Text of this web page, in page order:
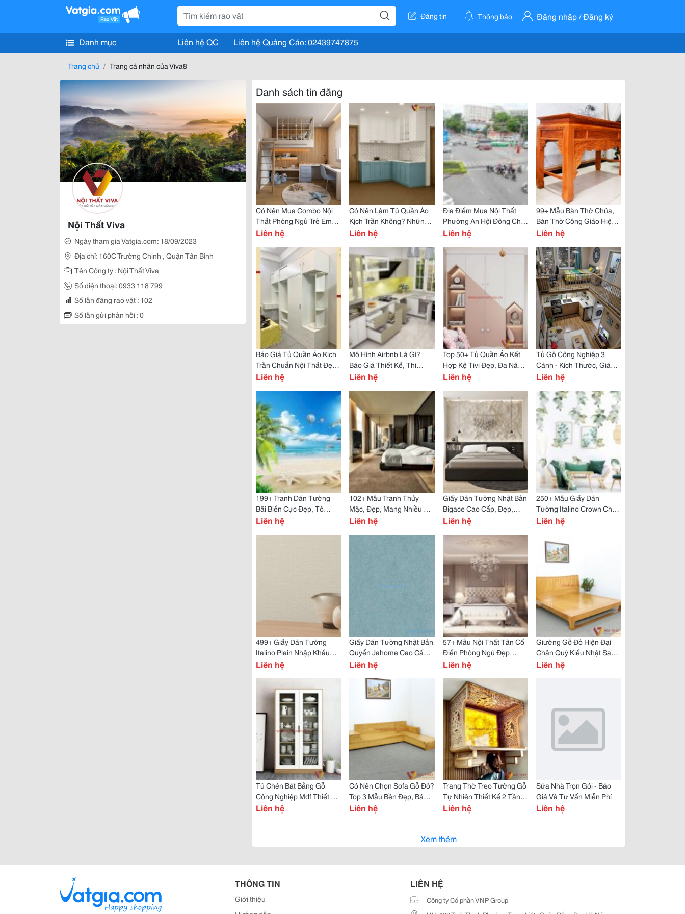
Đăng tin Thông báo Đăng nhập / Đăng ký
Danh mục Liên hệ QC Liên hệ Quảng Cáo: 02439747875
Trang chủ Trang cá nhân của Viva8
Nội Thất Viva
Ngày tham gia Vatgia.com: 18/09/2023
Địa chỉ: 160C Trường Chinh , Quận Tân Bình
Tên Công ty : Nội Thất Viva
Số điện thoại: 0933 118 799
Số lần đăng rao vặt : 102
Số lần gửi phản hồi : 0
Danh sách tin đăng
Có Nên Mua Combo Nội
Thất Phòng Ngủ Trẻ Em?
Những Lưu Ý Quan Trọng
Liên hệ
Có Nên Làm Tủ Quần Áo
Kịch Trần Không? Những
Lưu Ý Quan Trọng Cần
Liên hệ
Địa Điểm Mua Nội Thất
Phường An Hội Đông Chất
Lượng Cao, Uy Tín
Liên hệ
99+ Mẫu Bàn Thờ Chúa,
Bàn Thờ Công Giáo Hiện
Đại, Giá Rẻ Tại Tp.hcm
Liên hệ
Báo Giá Tủ Quần Áo Kịch
Trần Chuẩn Nội Thất Đẹp
Mua Ở Đâu Uy Tín?
Liên hệ
Mô Hình Airbnb Là Gì?
Báo Giá Thiết Kế, Thi
Công Căn Hộ Airbnb Trọn
Liên hệ
Top 50+ Tủ Quần Áo Kết
Hợp Kệ Tivi Đẹp, Đa Năng,
Bán Chạy Nhất
Liên hệ
Tủ Gỗ Công Nghiệp 3
Cánh - Kích Thước, Giá
Bán, List 6 Mẫu Đẹp Nhất
Liên hệ
199+ Tranh Dán Tường
Bãi Biển Cực Đẹp, Tô
Điểm Không Gian, Giá Rẻ
Liên hệ
102+ Mẫu Tranh Thủy
Mặc, Đẹp, Mang Nhiều Ý
Nghĩa, In Theo Yêu Cầu
Liên hệ
Giấy Dán Tường Nhật Bản
Bigace Cao Cấp, Đẹp,
Chất Lượng, Chính Hãng
Liên hệ
250+ Mẫu Giấy Dán
Tường Italino Crown Chất
Lượng, Nhập Khẩu Chính
Liên hệ
499+ Giấy Dán Tường
Italino Plain Nhập Khẩu
Chính Hãng, Giá Tốt Nhất
Liên hệ
Giấy Dán Tường Nhật Bản
Quyển Jahome Cao Cấp,
Đẹp, Chính Hãng Tphcm
Liên hệ
57+ Mẫu Nội Thất Tân Cổ
Điển Phòng Ngủ Đẹp
Được Gia Chủ Yêu Thích
Liên hệ
Giường Gỗ Đỏ Hiện Đại
Chân Quỳ Kiểu Nhật Sang
Trọng Đẳng Cấp
Liên hệ
Tủ Chén Bát Bằng Gỗ
Công Nghiệp Mdf Thiết Kế
Hiện Đại
Liên hệ
Có Nên Chọn Sofa Gỗ Đỏ?
Top 3 Mẫu Bền Đẹp, Bán
Chạy Nhất Hiện Nay
Liên hệ
Trang Thờ Treo Tường Gỗ
Tự Nhiên Thiết Kế 2 Tầng
Sang Trọng
Liên hệ
Sửa Nhà Trọn Gói - Báo
Giá Và Tư Vấn Miễn Phí
Liên hệ
Xem thêm
THÔNG TIN
Giới thiệu
LIÊN HỆ
Công ty Cổ phần VNP Group